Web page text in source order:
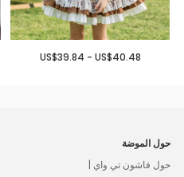
US$39.84 - US$40.48
حول الموضة
حول فاشون تي واي |